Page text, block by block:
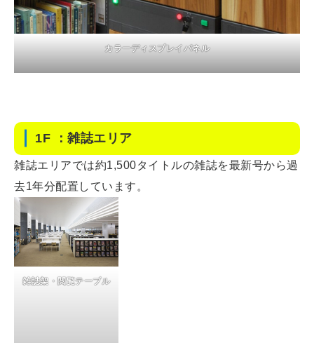
カラーディスプレイパネル
1F ：雑誌エリア
雑誌エリアでは約1,500タイトルの雑誌を最新号から過
去1年分配置しています。
雑誌架・閲覧テーブル